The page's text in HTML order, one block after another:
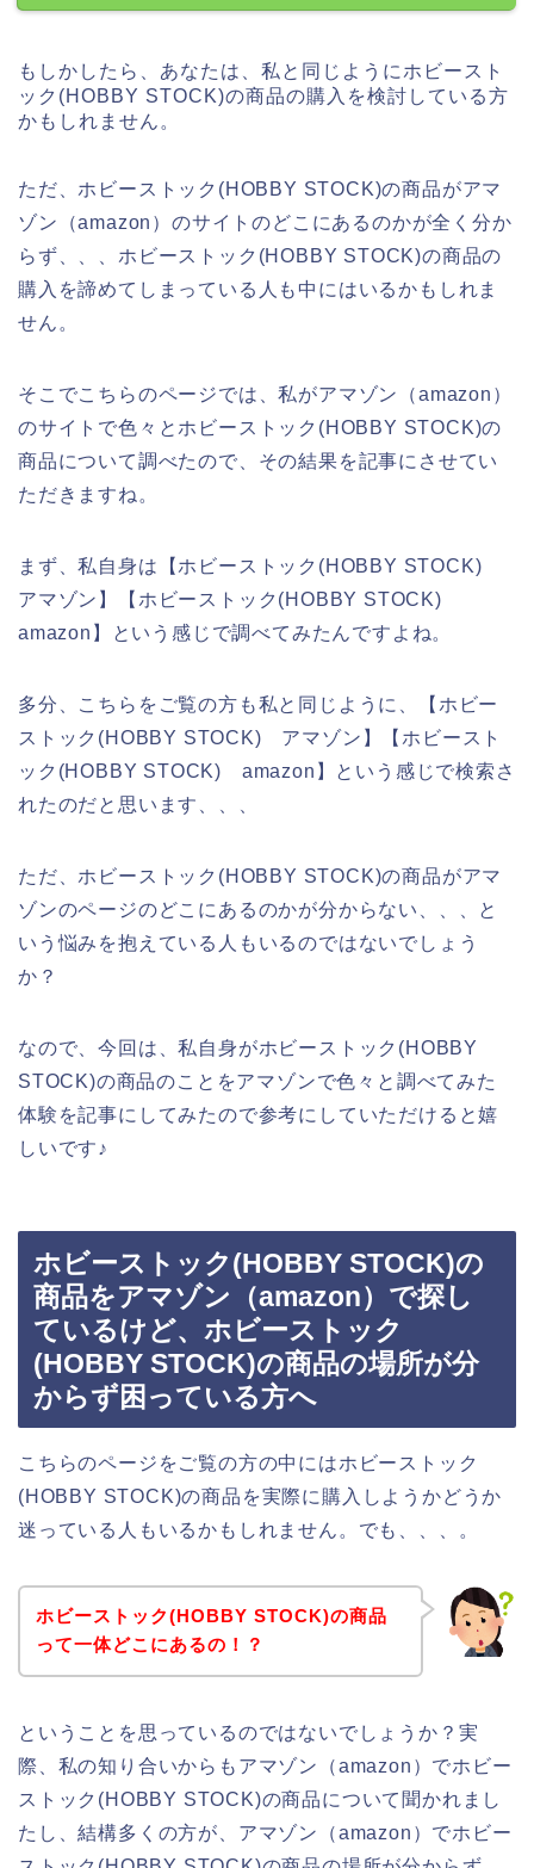
もしかしたら、あなたは、私と同じようにホビースト
ック(HOBBY STOCK)の商品の購入を検討している方
かもしれません。
ただ、ホビーストック(HOBBY STOCK)の商品がアマ
ゾン（amazon）のサイトのどこにあるのかが全く分か
らず、、、ホビーストック(HOBBY STOCK)の商品の
購入を諦めてしまっている人も中にはいるかもしれま
せん。
そこでこちらのページでは、私がアマゾン（amazon）
のサイトで色々とホビーストック(HOBBY STOCK)の
商品について調べたので、その結果を記事にさせてい
ただきますね。
まず、私自身は【ホビーストック(HOBBY STOCK)
アマゾン】【ホビーストック(HOBBY STOCK)
amazon】という感じで調べてみたんですよね。
多分、こちらをご覧の方も私と同じように、【ホビー
ストック(HOBBY STOCK) アマゾン】【ホビースト
ック(HOBBY STOCK) amazon】という感じで検索さ
れたのだと思います、、、
ただ、ホビーストック(HOBBY STOCK)の商品がアマ
ゾンのページのどこにあるのかが分からない、、、と
いう悩みを抱えている人もいるのではないでしょう
か？
なので、今回は、私自身がホビーストック(HOBBY
STOCK)の商品のことをアマゾンで色々と調べてみた
体験を記事にしてみたので参考にしていただけると嬉
しいです♪
ホビーストック(HOBBY STOCK)の
商品をアマゾン（amazon）で探し
ているけど、ホビーストック
(HOBBY STOCK)の商品の場所が分
からず困っている方へ
こちらのページをご覧の方の中にはホビーストック
(HOBBY STOCK)の商品を実際に購入しようかどうか
迷っている人もいるかもしれません。でも、、、。
ホビーストック(HOBBY STOCK)の商品
って一体どこにあるの！？
ということを思っているのではないでしょうか？実
際、私の知り合いからもアマゾン（amazon）でホビー
ストック(HOBBY STOCK)の商品について聞かれまし
たし、結構多くの方が、アマゾン（amazon）でホビー